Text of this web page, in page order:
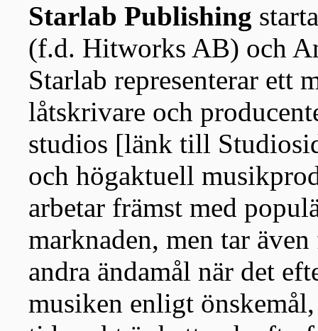
Starlab Publishing
(f.d. Hitworks AB) och
Starlab representerar ett
låtskrivare och
studios [länk till
och högaktuell
arbetar främst med
marknaden, men tar
andra ändamål när det
musiken enligt